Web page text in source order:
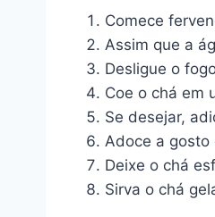
Comece
Assim que a
Desligue o
Coe o chá em
Se desejar,
Adoce a gosto
Deixe o chá
Sirva o chá